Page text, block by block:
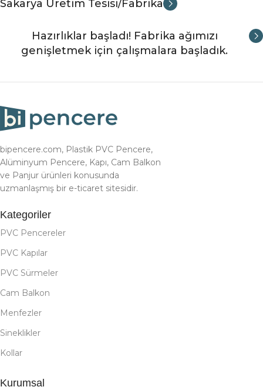
Sakarya Üretim Tesisi/Fabrika
Hazırlıklar başladı! Fabrika ağımızı
genişletmek için çalışmalara başladık.
bipencere.com, Plastik PVC Pencere,
Alüminyum Pencere, Kapı, Cam Balkon
ve Panjur ürünleri konusunda
uzmanlaşmış bir e-ticaret sitesidir.
Kategoriler
PVC Pencereler
PVC Kapılar
PVC Sürmeler
Cam Balkon
Menfezler
Sineklikler
Kollar
Kurumsal